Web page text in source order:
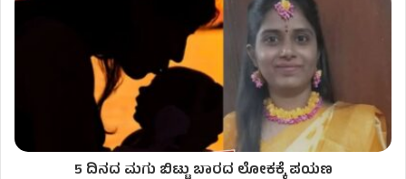
5 ದಿನದ ಮಗು ಬಿಟ್ಟು ಬಾರದ ಲೋಕಕ್ಕೆ ಪಯಣ